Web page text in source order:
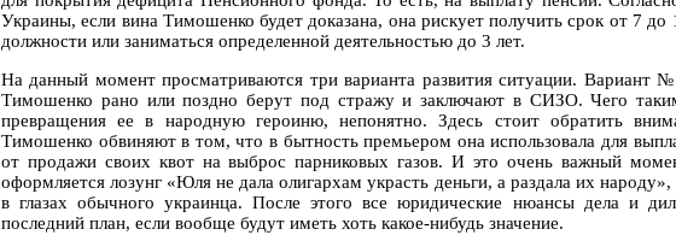
Украины, если вина Тимошенко будет доказана, она рискует получить срок от 7 до
должности или заниматься определенной деятельностью до 3 лет.
На данный момент просматриваются три варианта развития ситуации. Вариант
Тимошенко рано или поздно берут под стражу и заключают в СИЗО. Чего
превращения ее в народную героиню, непонятно. Здесь стоит обратить
Тимошенко обвиняют в том, что в бытность премьером она использовала для
от продажи своих квот на выброс парниковых газов. И это очень важный
оформляется лозунг «Юля не дала олигархам украсть деньги, а раздала их
в глазах обычного украинца. После этого все юридические нюансы дела и
последний план, если вообще будут иметь хоть какое-нибудь значение.